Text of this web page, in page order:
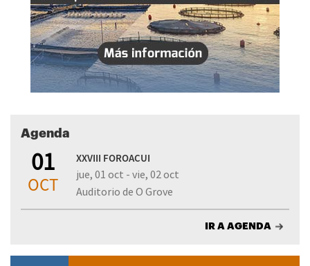
Agenda
01
OCT
XXVIII FOROACUI
jue, 01 oct - vie, 02 oct
Auditorio de O Grove
IR A AGENDA